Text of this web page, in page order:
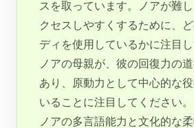
スを取っています。ノアが難
クセスしやすくするために、
ディを使用しているかに注目し
ノアの母親が、彼の回復力の
あり、原動力として中心的な
いることに注目してください。
ノアの多言語能力と文化的な